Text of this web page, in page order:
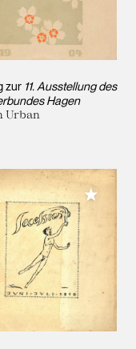
zur 11. Ausstellung des
Hagen
Urban
hinzufügen
Meiner